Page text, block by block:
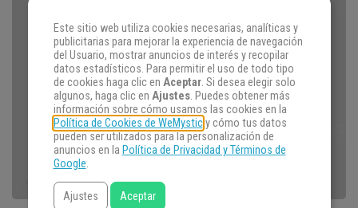
Este sitio web utiliza cookies necesarias, analíticas y
publicitarias para mejorar la experiencia de navegación
del Usuario, mostrar anuncios de interés y recopilar
datos estadísticos. Para permitir el uso de todo tipo
de cookies haga clic en Aceptar. Si desea elegir solo
algunos, haga clic en Ajustes. Puedes obtener más
información sobre cómo usamos las cookies en la
Política de Cookies de WeMysticy cómo tus datos
pueden ser utilizados para la personalización de
anuncios en la Política de Privacidad y Términos de
Google.
Ajustes Aceptar